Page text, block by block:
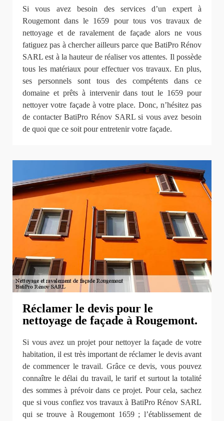
Si vous avez besoin des services d’un expert à
Rougemont dans le 1659 pour tous vos travaux de
nettoyage et de ravalement de façade alors ne vous
fatiguez pas à chercher ailleurs parce que BatiPro Rénov
SARL est à la hauteur de réaliser vos attentes. Il possède
tous les matériaux pour effectuer vos travaux. En plus,
ses personnels sont tous des compétents dans ce
domaine et prêts à intervenir dans tout le 1659 pour
nettoyer votre façade à votre place. Donc, n’hésitez pas
de contacter BatiPro Rénov SARL si vous avez besoin
de quoi que ce soit pour entretenir votre façade.
Réclamer le devis pour le
nettoyage de façade à Rougemont.
Si vous avez un projet pour nettoyer la façade de votre
habitation, il est très important de réclamer le devis avant
de commencer le travail. Grâce ce devis, vous pouvez
connaître le délai du travail, le tarif et surtout la totalité
des sommes à prévoir dans ce projet. Pour cela, sachez
que si vous confiez vos travaux à BatiPro Rénov SARL
qui se trouve à Rougemont 1659 ; l’établissement de